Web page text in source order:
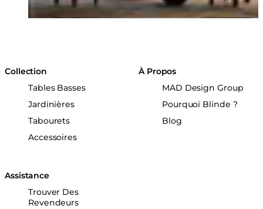
Collection
Tables Basses
Jardinières
Tabourets
Accessoires
À Propos
MAD Design Group
Pourquoi Blinde ?
Blog
Assistance
Trouver Des
Revendeurs